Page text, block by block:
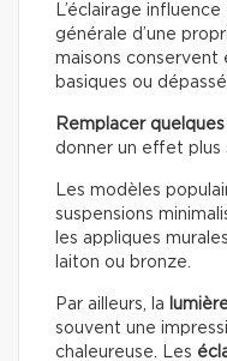
L’éclairage
générale d’une
maisons conservent
basiques ou
Remplacer
donner un effet plus
Les modèles
suspensions
les appliques
laiton ou bronze.
Par ailleurs, la
souvent une
chaleureuse. Les